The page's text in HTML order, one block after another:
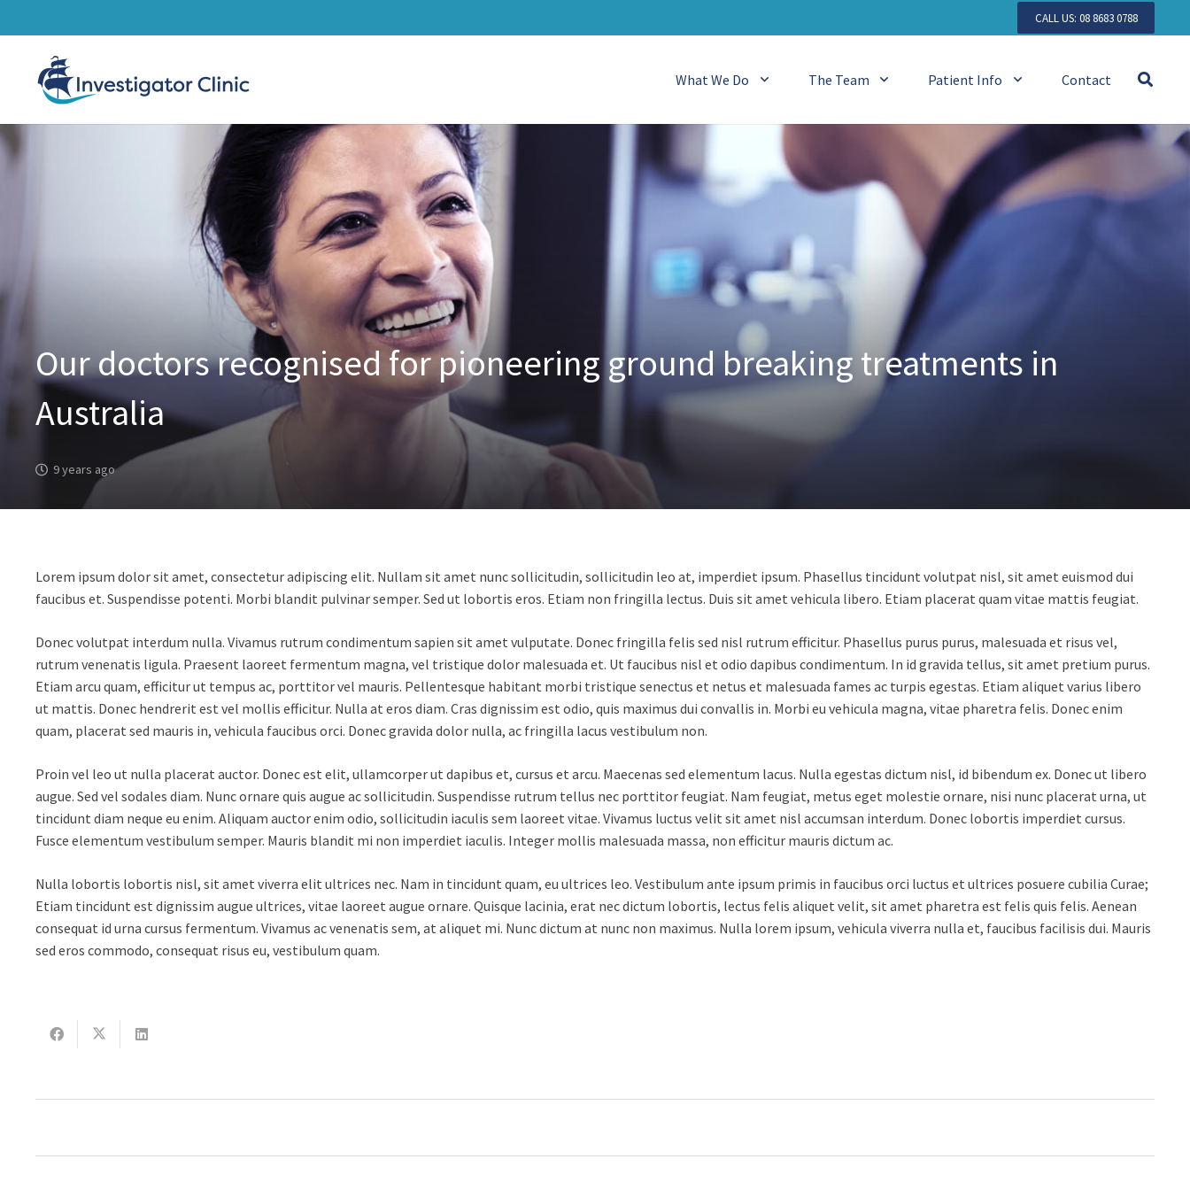
CALL US: 08 8683 0788
What We Do The Team Patient Info Contact
Our doctors recognised for pioneering ground breaking treatments in
Australia
9 years ago
Lorem ipsum dolor sit amet, consectetur adipiscing elit. Nullam sit amet nunc sollicitudin, sollicitudin leo at, imperdiet ipsum. Phasellus tincidunt volutpat nisl, sit amet euismod dui
faucibus et. Suspendisse potenti. Morbi blandit pulvinar semper. Sed ut lobortis eros. Etiam non fringilla lectus. Duis sit amet vehicula libero. Etiam placerat quam vitae mattis feugiat.
Donec volutpat interdum nulla. Vivamus rutrum condimentum sapien sit amet vulputate. Donec fringilla felis sed nisl rutrum efficitur. Phasellus purus purus, malesuada et risus vel,
rutrum venenatis ligula. Praesent laoreet fermentum magna, vel tristique dolor malesuada et. Ut faucibus nisl et odio dapibus condimentum. In id gravida tellus, sit amet pretium purus.
Etiam arcu quam, efficitur ut tempus ac, porttitor vel mauris. Pellentesque habitant morbi tristique senectus et netus et malesuada fames ac turpis egestas. Etiam aliquet varius libero
ut mattis. Donec hendrerit est vel mollis efficitur. Nulla at eros diam. Cras dignissim est odio, quis maximus dui convallis in. Morbi eu vehicula magna, vitae pharetra felis. Donec enim
quam, placerat sed mauris in, vehicula faucibus orci. Donec gravida dolor nulla, ac fringilla lacus vestibulum non.
Proin vel leo ut nulla placerat auctor. Donec est elit, ullamcorper ut dapibus et, cursus et arcu. Maecenas sed elementum lacus. Nulla egestas dictum nisl, id bibendum ex. Donec ut libero
augue. Sed vel sodales diam. Nunc ornare quis augue ac sollicitudin. Suspendisse rutrum tellus nec porttitor feugiat. Nam feugiat, metus eget molestie ornare, nisi nunc placerat urna, ut
tincidunt diam neque eu enim. Aliquam auctor enim odio, sollicitudin iaculis sem laoreet vitae. Vivamus luctus velit sit amet nisl accumsan interdum. Donec lobortis imperdiet cursus.
Fusce elementum vestibulum semper. Mauris blandit mi non imperdiet iaculis. Integer mollis malesuada massa, non efficitur mauris dictum ac.
Nulla lobortis lobortis nisl, sit amet viverra elit ultrices nec. Nam in tincidunt quam, eu ultrices leo. Vestibulum ante ipsum primis in faucibus orci luctus et ultrices posuere cubilia Curae;
Etiam tincidunt est dignissim augue ultrices, vitae laoreet augue ornare. Quisque lacinia, erat nec dictum lobortis, lectus felis aliquet velit, sit amet pharetra est felis quis felis. Aenean
consequat id urna cursus fermentum. Vivamus ac venenatis sem, at aliquet mi. Nunc dictum at nunc non maximus. Nulla lorem ipsum, vehicula viverra nulla et, faucibus facilisis dui. Mauris
sed eros commodo, consequat risus eu, vestibulum quam.